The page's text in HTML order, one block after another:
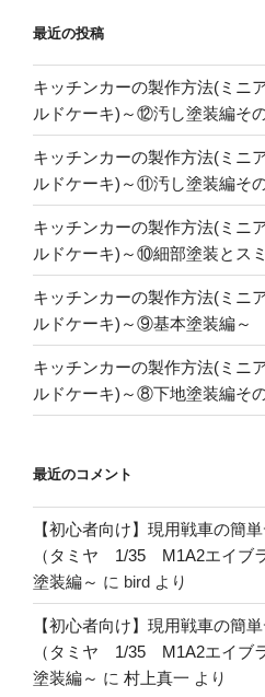
最近の投稿
キッチンカーの製作方法(ミ
ルドケーキ)～⑫汚し塗装編そ
キッチンカーの製作方法(ミ
ルドケーキ)～⑪汚し塗装編そ
キッチンカーの製作方法(ミ
ルドケーキ)～⑩細部塗装とス
キッチンカーの製作方法(ミ
ルドケーキ)～⑨基本塗装編～
キッチンカーの製作方法(ミ
ルドケーキ)～⑧下地塗装編そ
最近のコメント
【初心者向け】現用戦車の簡
（タミヤ 1/35 M1A2エイブ
塗装編～ に bird より
【初心者向け】現用戦車の簡
（タミヤ 1/35 M1A2エイブ
塗装編～ に 村上真一 より